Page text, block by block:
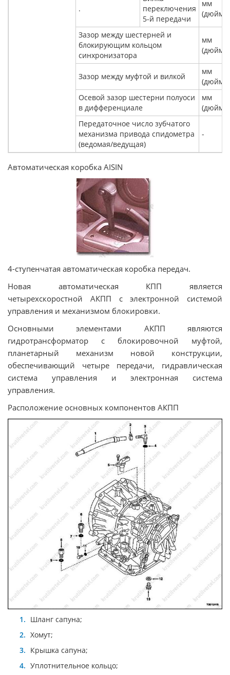
.
переключения
5-й передачи
мм
(дюйм)
Зазор между шестерней и
блокирующим кольцом
синхронизатора
мм
(дюйм)
Зазор между муфтой и вилкой
мм
(дюйм)
Осевой зазор шестерни полуоси
в дифференциале
мм
(дюйм)
Передаточное число зубчатого
механизма привода спидометра
(ведомая/ведущая)
-
Автоматическая коробка AISIN
4-ступенчатая автоматическая коробка передач.
Новая автоматическая КПП является
четырехскоростной АКПП с электронной системой
управления и механизмом блокировки.
Основными элементами АКПП являются
гидротрансформатор с блокировочной муфтой,
планетарный механизм новой конструкции,
обеспечивающий четыре передачи, гидравлическая
система управления и электронная система
управления.
Расположение основных компонентов АКПП
Шланг сапуна;
Хомут;
Крышка сапуна;
Уплотнительное кольцо;